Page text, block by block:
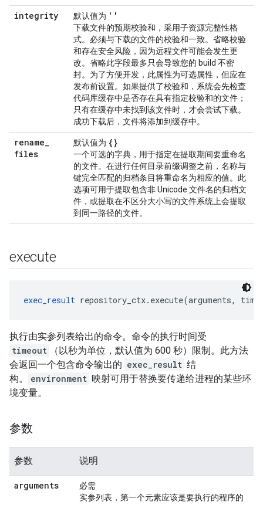
integrity 默认值为 ''
下载文件的预期校验和，采用子资源完整性格
式。必须与下载的文件的校验和一致。省略校验
和存在安全风险，因为远程文件可能会发生更
改。省略此字段最多只会导致您的 build 不密
封。为了方便开发，此属性为可选属性，但应在
发布前设置。如果提供了校验和，系统会先检查
代码库缓存中是否存在具有指定校验和的文件；
只有在缓存中未找到该文件时，才会尝试下载。
成功下载后，文件将添加到缓存中。
rename_
files
默认值为 {}
一个可选的字典，用于指定在提取期间要重命名
的文件。在进行任何目录前缀调整之前，名称与
键完全匹配的归档条目将重命名为相应的值。此
选项可用于提取包含非 Unicode 文件名的归档文
件，或提取在不区分大小写的文件系统上会提取
到同一路径的文件。
execute
exec_result repository_ctx.execute(arguments,
执行由实参列表给出的命令。命令的执行时间受
timeout
（以秒为单位，默认值为 600 秒）限制。此方法
会返回一个包含命令输出的 exec_result 结
构。
environment 映射可用于替换要传递给进程的某些环
境变量。
参数
参数 说明
arguments
必需
实参列表，第一个元素应该是要执行的程序的